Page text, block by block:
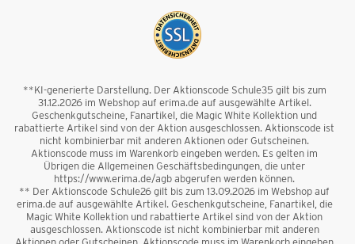
**KI-generierte Darstellung. Der Aktionscode Schule35 gilt bis zum
31.12.2026 im Webshop auf erima.de auf ausgewählte Artikel.
Geschenkgutscheine, Fanartikel, die Magic White Kollektion und
rabattierte Artikel sind von der Aktion ausgeschlossen. Aktionscode ist
nicht kombinierbar mit anderen Aktionen oder Gutscheinen.
Aktionscode muss im Warenkorb eingeben werden. Es gelten im
Übrigen die Allgemeinen Geschäftsbedingungen, die unter
https://www.erima.de/agb abgerufen werden können.
** Der Aktionscode Schule26 gilt bis zum 13.09.2026 im Webshop auf
erima.de auf ausgewählte Artikel. Geschenkgutscheine, Fanartikel, die
Magic White Kollektion und rabattierte Artikel sind von der Aktion
ausgeschlossen. Aktionscode ist nicht kombinierbar mit anderen